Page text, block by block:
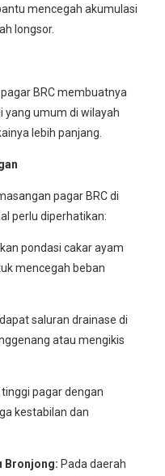
mencegah akumulasi
longsor.
BRC membuatnya
yang umum di wilayah
lebih panjang.
pagar BRC di
perlu diperhatikan:
pondasi cakar ayam
mencegah beban
saluran drainase di
atau mengikis
pagar dengan
kestabilan dan
Bronjong: Pada daerah